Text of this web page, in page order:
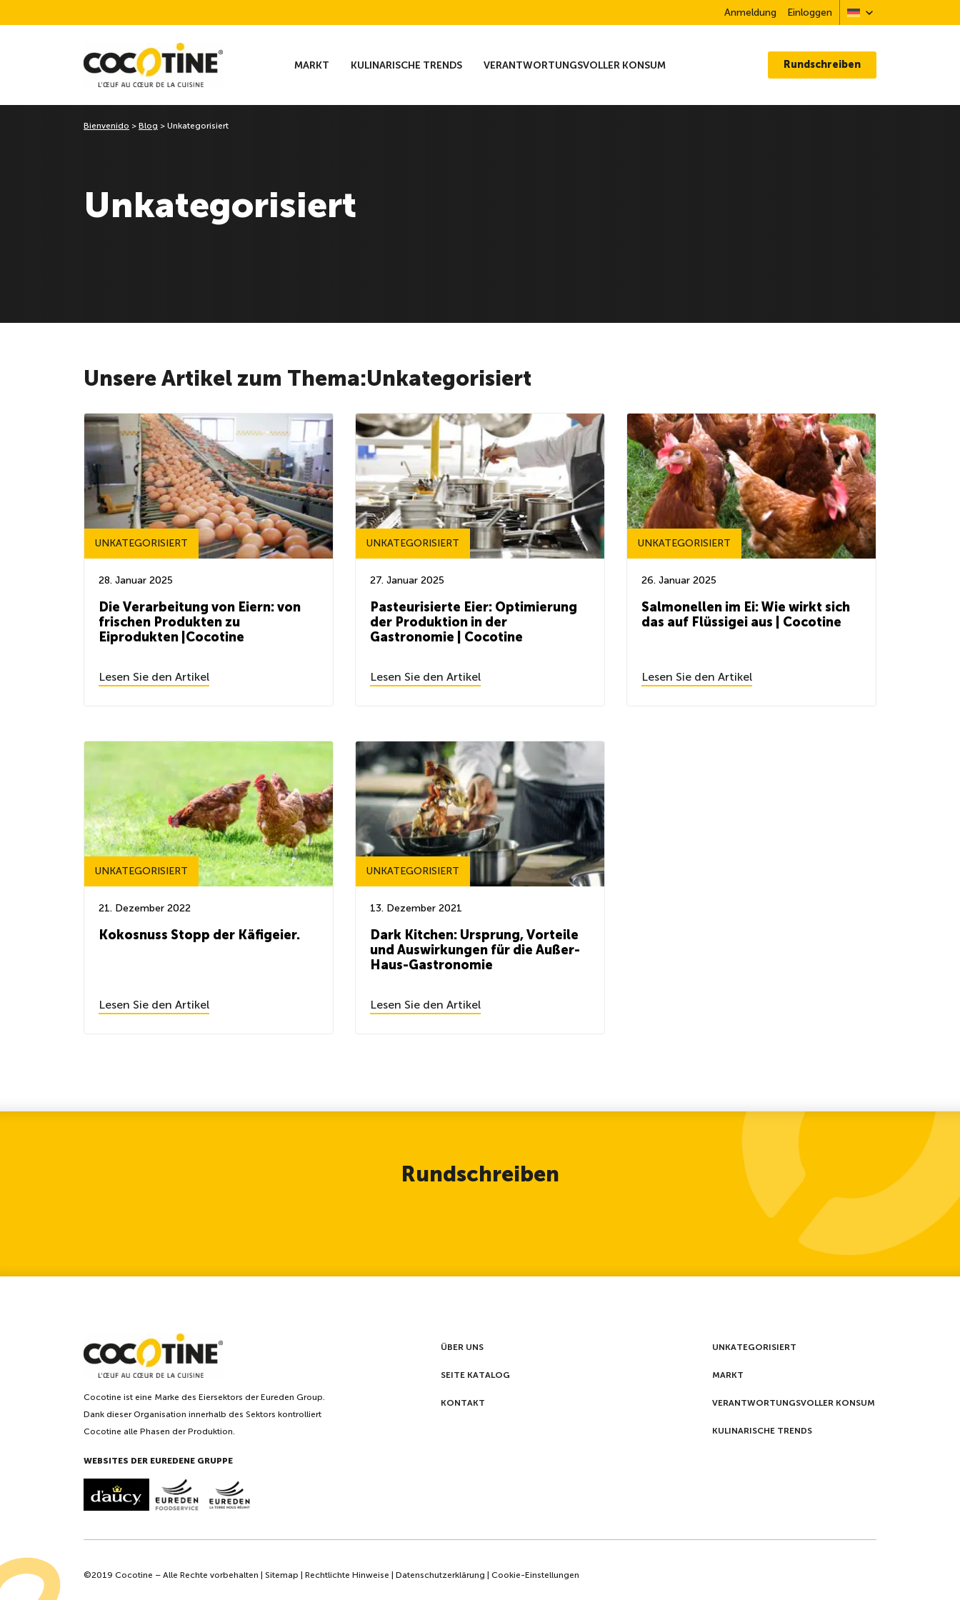
Anmeldung Einloggen
MARKT KULINARISCHE TRENDS VERANTWORTUNGSVOLLER KONSUM Rundschreiben
Unkategorisiert
Bienvenido > Blog > Unkategorisiert
Unsere Artikel zum Thema:Unkategorisiert
UNKATEGORISIERT
28. Januar 2025
Die Verarbeitung von Eiern: von
frischen Produkten zu
Eiprodukten |Cocotine
Lesen Sie den Artikel
UNKATEGORISIERT
27. Januar 2025
Pasteurisierte Eier: Optimierung
der Produktion in der
Gastronomie | Cocotine
Lesen Sie den Artikel
UNKATEGORISIERT
26. Januar 2025
Salmonellen im Ei: Wie wirkt sich
das auf Flüssigei aus | Cocotine
Lesen Sie den Artikel
UNKATEGORISIERT
21. Dezember 2022
Kokosnuss Stopp der Käfigeier.
Lesen Sie den Artikel
UNKATEGORISIERT
13. Dezember 2021
Dark Kitchen: Ursprung, Vorteile
und Auswirkungen für die Außer-
Haus-Gastronomie
Lesen Sie den Artikel
Rundschreiben
Cocotine ist eine Marke des Eiersektors der Eureden Group.
Dank dieser Organisation innerhalb des Sektors kontrolliert
Cocotine alle Phasen der Produktion.
WEBSITES DER EUREDENE GRUPPE
ÜBER UNS
SEITE KATALOG
KONTAKT
UNKATEGORISIERT
MARKT
VERANTWORTUNGSVOLLER KONSUM
KULINARISCHE TRENDS
©2019 Cocotine – Alle Rechte vorbehalten | Sitemap Rechtlichte Hinweise Datenschutzerklärung Cookie-Einstellungen